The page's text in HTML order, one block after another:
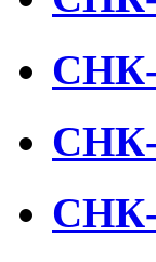
СНК-
СНК-